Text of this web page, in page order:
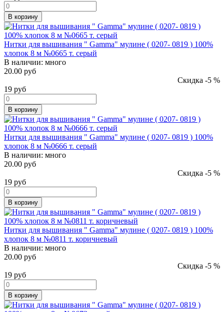
В корзину
Нитки для вышивания " Gamma" мулине ( 0207- 0819 ) 100%
хлопок 8 м №0665 т. серый
В наличии: много
20.00 руб
Скидка -5 %
19 руб
В корзину
Нитки для вышивания " Gamma" мулине ( 0207- 0819 ) 100%
хлопок 8 м №0666 т. серый
В наличии: много
20.00 руб
Скидка -5 %
19 руб
В корзину
Нитки для вышивания " Gamma" мулине ( 0207- 0819 ) 100%
хлопок 8 м №0811 т. коричневый
В наличии: много
20.00 руб
Скидка -5 %
19 руб
В корзину